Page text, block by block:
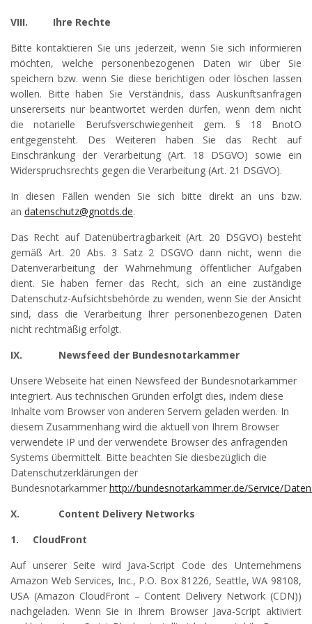
VIII. Ihre Rechte
Bitte kontaktieren Sie uns jederzeit, wenn Sie sich informieren
möchten, welche personenbezogenen Daten wir über Sie
speichern bzw. wenn Sie diese berichtigen oder löschen lassen
wollen. Bitte haben Sie Verständnis, dass Auskunftsanfragen
unsererseits nur beantwortet werden dürfen, wenn dem nicht
die notarielle Berufsverschwiegenheit gem. § 18 BnotO
entgegensteht. Des Weiteren haben Sie das Recht auf
Einschränkung der Verarbeitung (Art. 18 DSGVO) sowie ein
Widerspruchsrechts gegen die Verarbeitung (Art. 21 DSGVO).
In diesen Fällen wenden Sie sich bitte direkt an uns bzw.
an datenschutz@gnotds.de.
Das Recht auf Datenübertragbarkeit (Art. 20 DSGVO) besteht
gemäß Art. 20 Abs. 3 Satz 2 DSGVO dann nicht, wenn die
Datenverarbeitung der Wahrnehmung öffentlicher Aufgaben
dient. Sie haben ferner das Recht, sich an eine zuständige
Datenschutz-Aufsichtsbehörde zu wenden, wenn Sie der Ansicht
sind, dass die Verarbeitung Ihrer personenbezogenen Daten
nicht rechtmäßig erfolgt.
IX. Newsfeed der Bundesnotarkammer
Unsere Webseite hat einen Newsfeed der Bundesnotarkammer
integriert. Aus technischen Gründen erfolgt dies, indem diese
Inhalte vom Browser von anderen Servern geladen werden. In
diesem Zusammenhang wird die aktuell von Ihrem Browser
verwendete IP und der verwendete Browser des anfragenden
Systems übermittelt. Bitte beachten Sie diesbezüglich die
Datenschutzerklärungen der
Bundesnotarkammer http://bundesnotarkammer.de/Service/
X. Content Delivery Networks
1. CloudFront
Auf unserer Seite wird Java-Script Code des Unternehmens
Amazon Web Services, Inc., P.O. Box 81226, Seattle, WA 98108,
USA (Amazon CloudFront – Content Delivery Network (CDN))
nachgeladen. Wenn Sie in Ihrem Browser Java-Script aktiviert